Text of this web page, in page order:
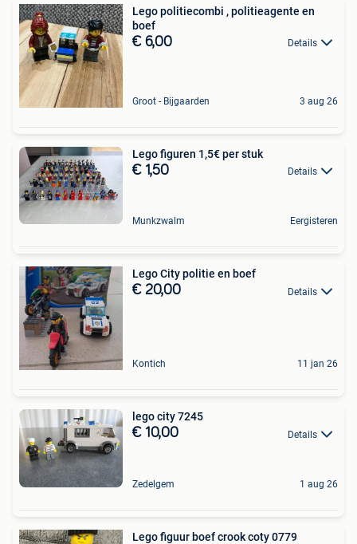
Lego politiecombi , politieagente en
boef
€ 6,00 Details
Groot - Bijgaarden 3 aug 26
Lego figuren 1,5€ per stuk
€ 1,50 Details
Munkzwalm Eergisteren
Lego City politie en boef
€ 20,00 Details
Kontich 11 jan 26
lego city 7245
€ 10,00 Details
Zedelgem 1 aug 26
Lego figuur boef crook coty 0779